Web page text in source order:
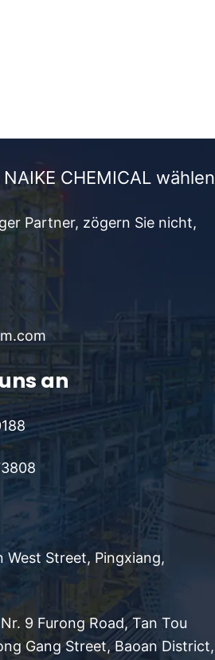
CHEMICAL wählen
Partner, zögern Sie nicht,
an
West Street, Pingxiang,
9 Furong Road, Tan Tou
Gang Street, Baoan District,